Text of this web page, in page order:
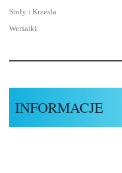
Stoły i Krzesła
Wersalki
INFORMACJE